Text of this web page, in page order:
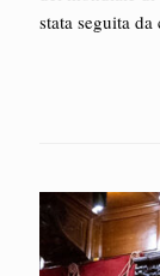
stata seguita